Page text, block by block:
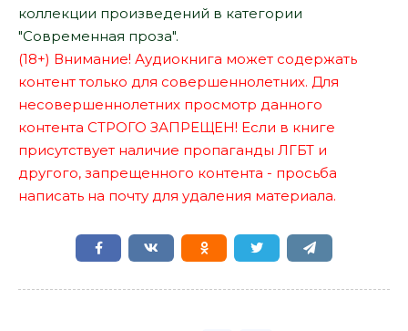
коллекции произведений в категории
"Современная проза".
(18+) Внимание! Аудиокнига может содержать
контент только для совершеннолетних. Для
несовершеннолетних просмотр данного
контента СТРОГО ЗАПРЕЩЕН! Если в книге
присутствует наличие пропаганды ЛГБТ и
другого, запрещенного контента - просьба
написать на почту для удаления материала.